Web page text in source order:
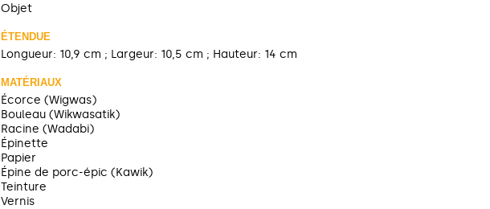
Objet
ÉTENDUE
Longueur: 10,9 cm ; Largeur: 10,5 cm ; Hauteur: 14 cm
MATÉRIAUX
Écorce (Wigwas)
Bouleau (Wikwasatik)
Racine (Wadabi)
Épinette
Papier
Épine de porc-épic (Kawik)
Teinture
Vernis